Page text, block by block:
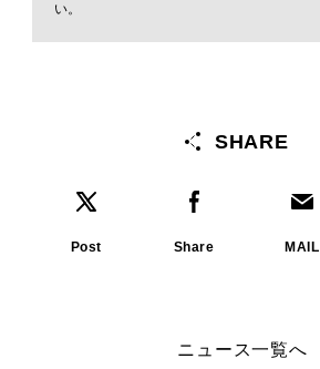
い。
SHARE
Post Share MAIL
ニュース一覧へ